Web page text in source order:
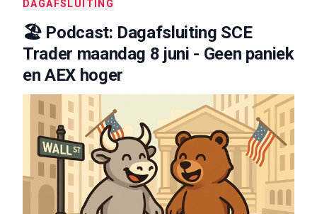
DAGAFSLUITING
🏖️ Podcast: Dagafsluiting SCE
Trader maandag 8 juni - Geen paniek
en AEX hoger